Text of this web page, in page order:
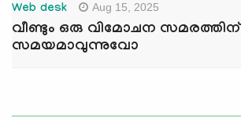
Web desk Aug 15, 2025
വീണ്ടും ഒരു വിമോചന സമരത്തിന്
സമയമാവുന്നുവോ